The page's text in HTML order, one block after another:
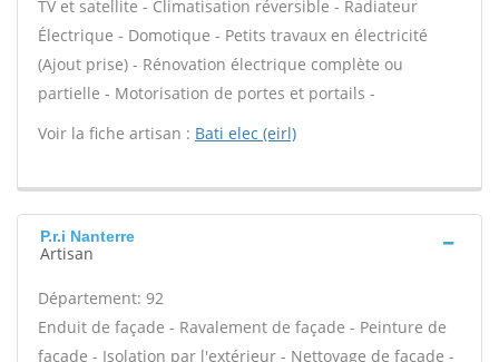
TV et satellite - Climatisation réversible - Radiateur
Électrique - Domotique - Petits travaux en électricité
(Ajout prise) - Rénovation électrique complète ou
partielle - Motorisation de portes et portails -
Voir la fiche artisan : Bati elec (eirl)
P.r.i Nanterre
Artisan
Département: 92
Enduit de façade - Ravalement de façade - Peinture de
façade - Isolation par l'extérieur - Nettoyage de façade -